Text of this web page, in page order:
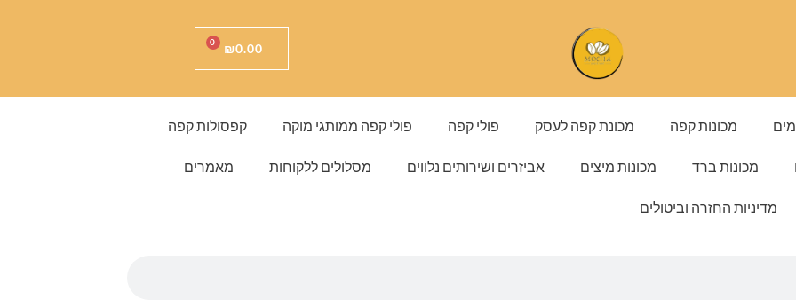
₪0.00
0
עגלת
מכונות קפה מכונת קפה לעסק פולי קפה פולי קפה ממותגי מוקה קפסולות קפה
מכונות ברד מכונות מיצים אביזרים ושירותים נלווים מסלולים ללקוחות מאמרים
מדיניות החזרה וביטולים